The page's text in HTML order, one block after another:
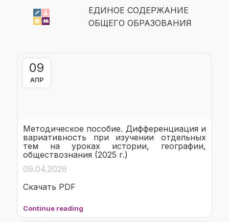
ЕДИНОЕ СОДЕРЖАНИЕ
ОБЩЕГО ОБРАЗОВАНИЯ
09
АПР
Методическое пособие. Дифференциация и
вариативность при изучении отдельных
тем на уроках истории, географии,
обществознания (2025 г.)
09.04.2026
Скачать PDF
Continue reading